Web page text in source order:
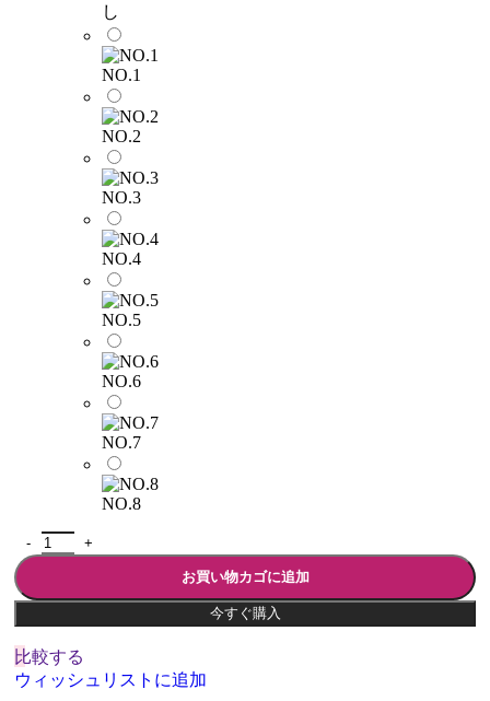
し
NO.1
NO.2
NO.3
NO.4
NO.5
NO.6
NO.7
NO.8
お買い物カゴに追加
今すぐ購入
比較する
ウィッシュリストに追加